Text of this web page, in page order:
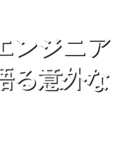
ンジニア
る意外な